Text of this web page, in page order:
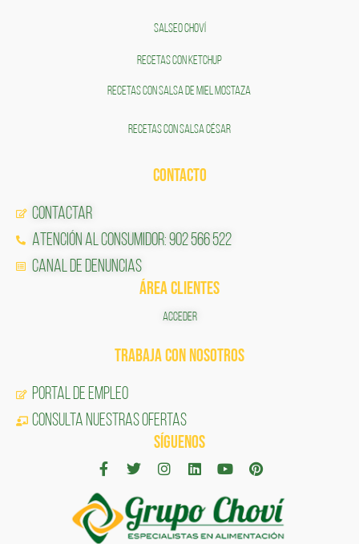
SALSEO CHOVÍ
RECETAS CON KETCHUP
RECETAS CON SALSA DE MIEL MOSTAZA
RECETAS CON SALSA CÉSAR
CONTACTO
Contactar
Atención al Consumidor: 902 566 522
Canal de Denuncias
ÁREA CLIENTES
ACCEDER
TRABAJA CON NOSOTROS
Portal de Empleo
CONSULTA NUESTRAS OFERTAS
SÍGUENOS